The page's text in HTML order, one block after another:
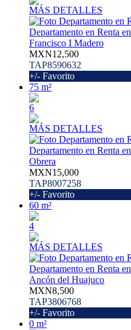
MÁS DETALLES
Departamento en Renta
Francisco I Madero
MXN12,500
TAP8590632
+/- Favorito
75 m²
6
MÁS DETALLES
Departamento en Renta
Obrera
MXN15,000
TAP8007258
+/- Favorito
60 m²
4
MÁS DETALLES
Departamento en Renta
Ancón del Huajuco
MXN8,500
TAP3806768
+/- Favorito
0 m²